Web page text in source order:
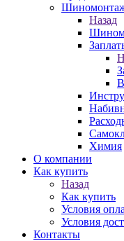
Назад
Химия
О компании
Как купить
Назад
Как купить
Условия
Условия
Контакты